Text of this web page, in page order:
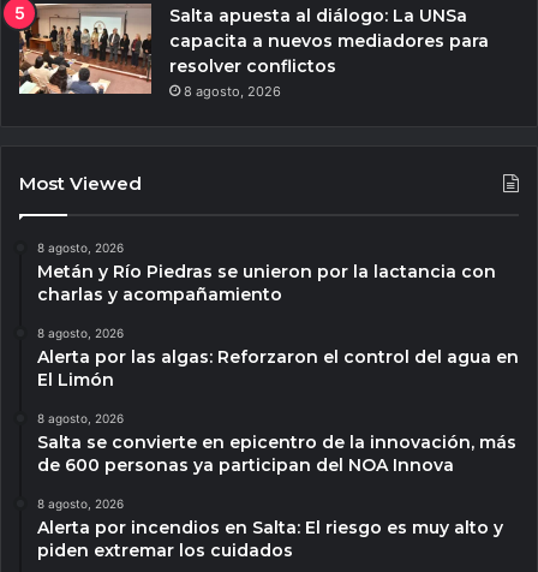
Salta apuesta al diálogo: La UNSa
capacita a nuevos mediadores para
resolver conflictos
8 agosto, 2026
Most Viewed
8 agosto, 2026
Metán y Río Piedras se unieron por la lactancia con
charlas y acompañamiento
8 agosto, 2026
Alerta por las algas: Reforzaron el control del agua en
El Limón
8 agosto, 2026
Salta se convierte en epicentro de la innovación, más
de 600 personas ya participan del NOA Innova
8 agosto, 2026
Alerta por incendios en Salta: El riesgo es muy alto y
piden extremar los cuidados